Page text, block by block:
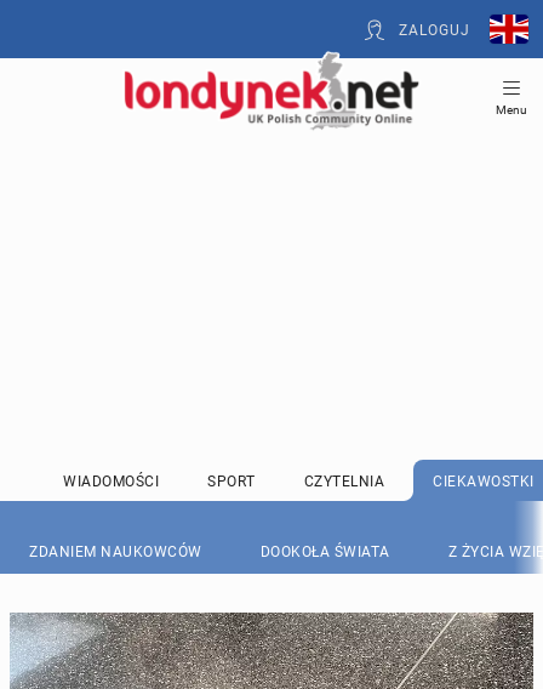
ZALOGUJ
Menu
WIADOMOŚCI SPORT CZYTELNIA CIEKAWOSTKI
ZDANIEM NAUKOWCÓW DOOKOŁA ŚWIATA Z ŻYCIA